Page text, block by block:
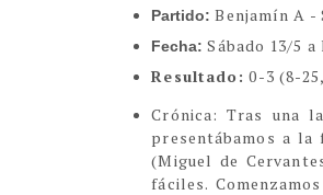
Partido: Benjamín A -
Fecha: Sábado 13/5
Resultado: 0-3 (8-
Crónica: Tras una
presentábamos a
(Miguel de
fáciles.